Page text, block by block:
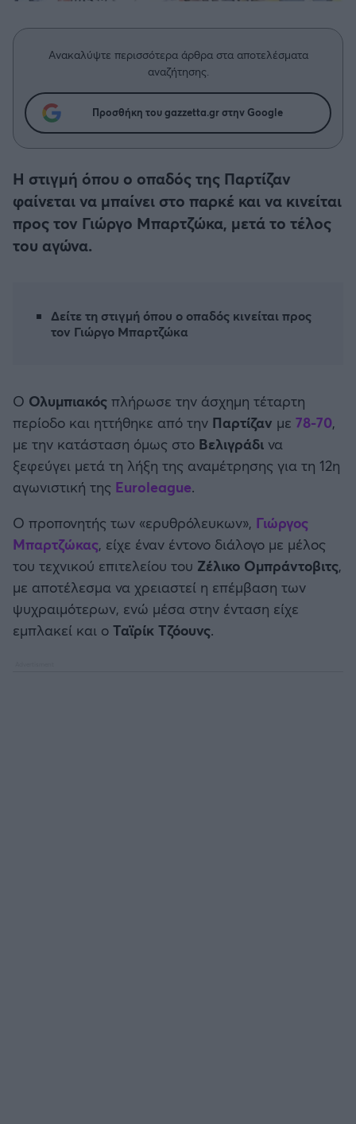
Δημήτρης Τσορμπατζόγλου
Λεβαδειακός
ΟΦΗ
Βόλος
Ατρόμητος Αθηνών
Παναιτωλικός
Ηρακλής
Μπαρτσελόνα
Ρεάλ Μαδρίτης
Ατλέτικο Μαδρίτης
Μάντσεστερ Γιουνάιτεντ
Μάντσεστερ Σίτι
Μεγάλη μου Αγάπη
Μια Ιστορία από την Πόλη
Ανακαλύψτε περισσότερα άρθρα στα αποτελέσματα
αναζήτησης.
Προσθήκη του gazzetta.gr στην Google
Η στιγμή όπου ο οπαδός της Παρτίζαν
φαίνεται να μπαίνει στο παρκέ και να κινείται
προς τον Γιώργο Μπαρτζώκα, μετά το τέλος
του αγώνα.
Δείτε τη στιγμή όπου ο οπαδός κινείται προς
τον Γιώργο Μπαρτζώκα
Ο Ολυμπιακός πλήρωσε την άσχημη τέταρτη
περίοδο και ηττήθηκε από την Παρτίζαν με 78-70,
με την κατάσταση όμως στο Βελιγράδι να
ξεφεύγει μετά τη λήξη της αναμέτρησης για τη 12η
αγωνιστική της Euroleague.
Ο προπονητής των «ερυθρόλευκων», Γιώργος
Μπαρτζώκας, είχε έναν έντονο διάλογο με μέλος
του τεχνικού επιτελείου του Ζέλικο Ομπράντοβιτς,
με αποτέλεσμα να χρειαστεί η επέμβαση των
ψυχραιμότερων, ενώ μέσα στην ένταση είχε
εμπλακεί και ο Ταϊρίκ Τζόουνς.